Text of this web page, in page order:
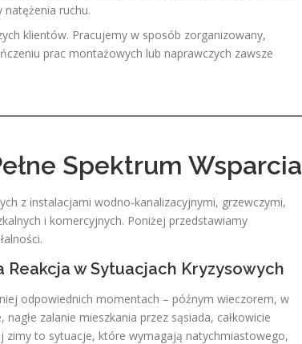
ruchu.
klientów. Pracujemy w sposób zorganizowany,
prac montażowych lub naprawczych zawsze
Spektrum Wsparcia
z instalacjami wodno-kanalizacyjnymi, grzewczymi,
i komercyjnych. Poniżej przedstawiamy
w Sytuacjach Kryzysowych
odpowiednich momentach – późnym wieczorem, w
zalanie mieszkania przez sąsiada, całkowicie
zimy to sytuacje, które wymagają natychmiastowego,